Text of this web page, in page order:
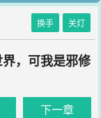
换手 关灯
，可我是邪修
下一章